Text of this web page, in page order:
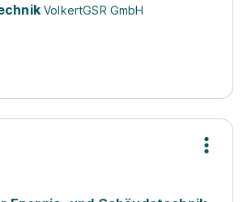
VolkertGSR GmbH